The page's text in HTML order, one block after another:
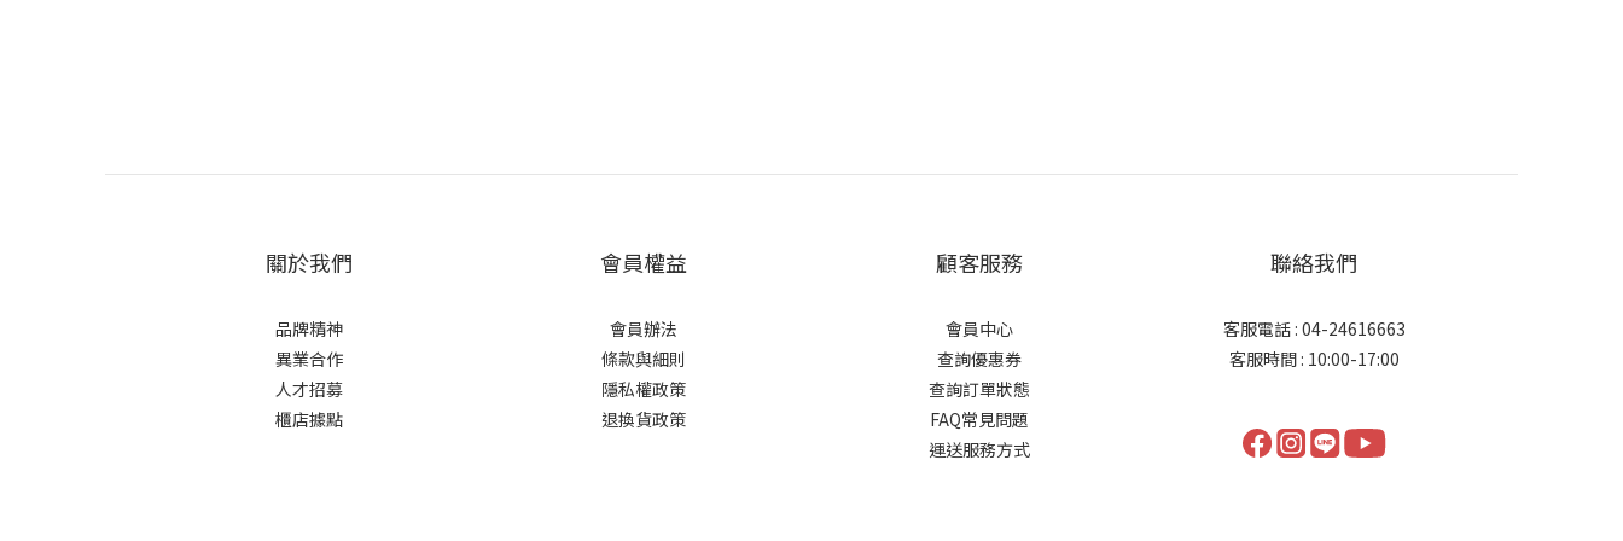
關於我們
品牌精神
異業合作
人才招募
櫃店據點
會員權益
會員辦法
條款與細則
隱私權政策
退換貨政策
顧客服務
會員中心
查詢優惠券
查詢訂單狀態
FAQ常見問題
運送服務方式
聯絡我們
客服電話 : 04-24616663
客服時間 : 10:00-17:00